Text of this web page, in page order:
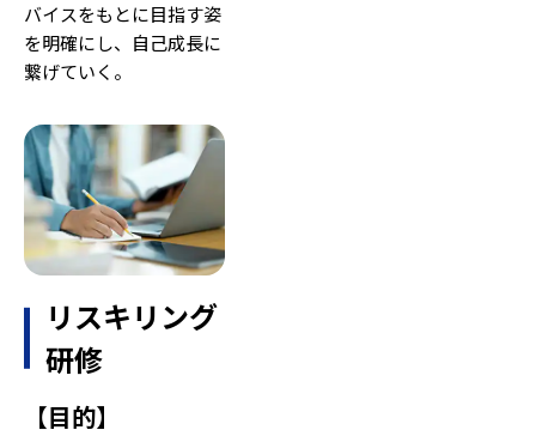
バイスをもとに目指す姿
を明確にし、自己成長に
繋げていく。
リスキリング
研修
【目的】